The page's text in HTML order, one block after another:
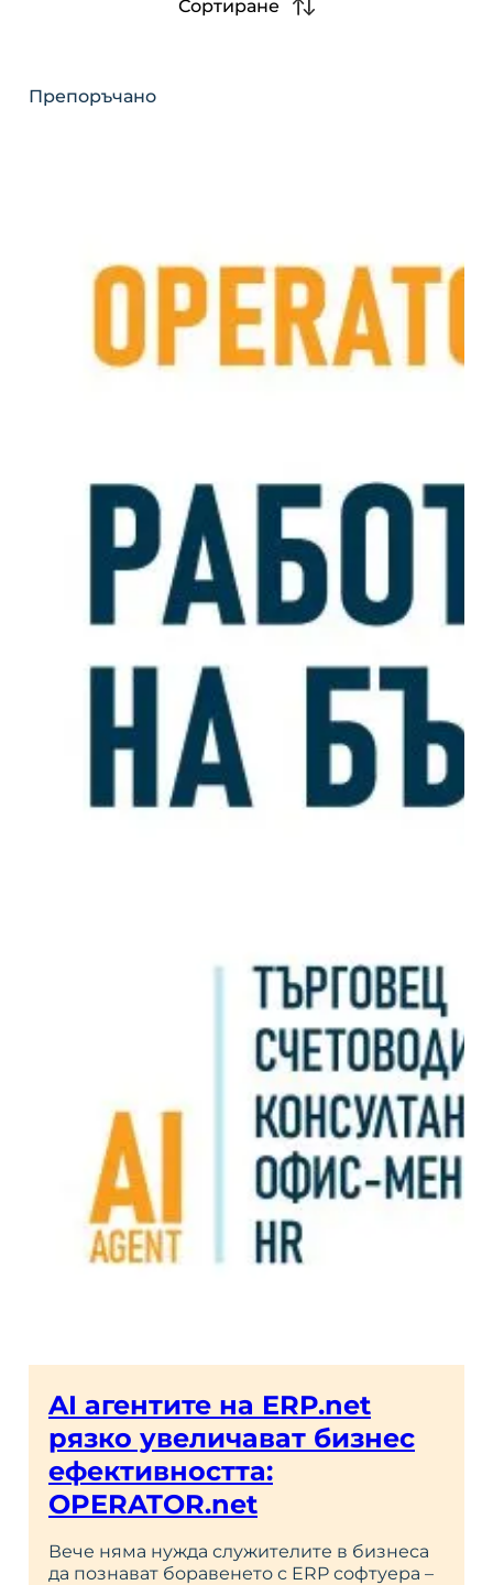
Сортиране
Препоръчано
AI агентите на ERP.net
рязко увеличават бизнес
ефективността:
OPERATOR.net
Вече няма нужда служителите в бизнеса
да познават боравенето с ERP софтуера –